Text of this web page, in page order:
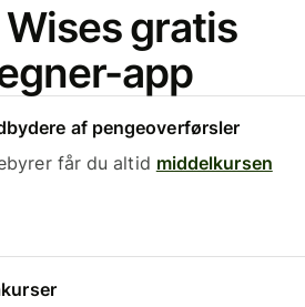
gratis
app
af pengeoverførsler
får du altid middelkursen